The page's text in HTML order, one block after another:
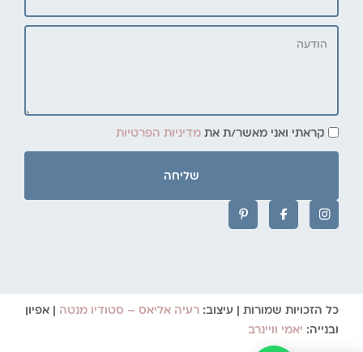
קראתי ואני מאשר/ת את מדיניות הפרטיות
שליחה
כל הזכויות שמורות | עיצוב: רעיה אליאס – סטודיו מנטה | אפיון
ובנייה: יאמי וויינרב